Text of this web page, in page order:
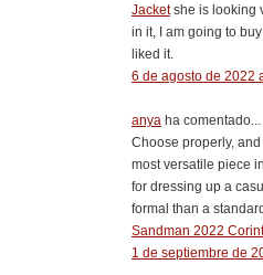
Jacketshe is looking
in it, I am going to
liked it.
6 de agosto de 2022
anya ha comentado...
Choose properly,
most versatile piece
for dressing up a
formal than a
Sandman 2022
1 de septiembre de